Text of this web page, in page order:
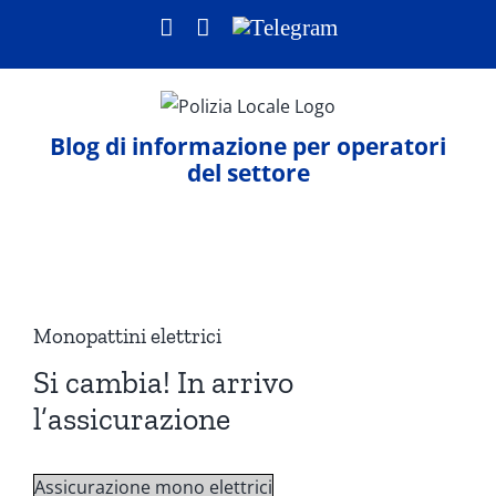
contenuto
Facebook
LinkedIn
Telegram
Blog di informazione per operatori
del settore
immagine
Monopattini elettrici
Si cambia! In arrivo
l’assicurazione
Assicurazione mono elettrici